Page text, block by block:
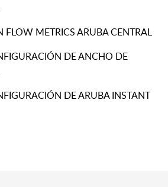
METRICS ARUBA CENTRAL
DE ANCHO DE
DE ARUBA INSTANT